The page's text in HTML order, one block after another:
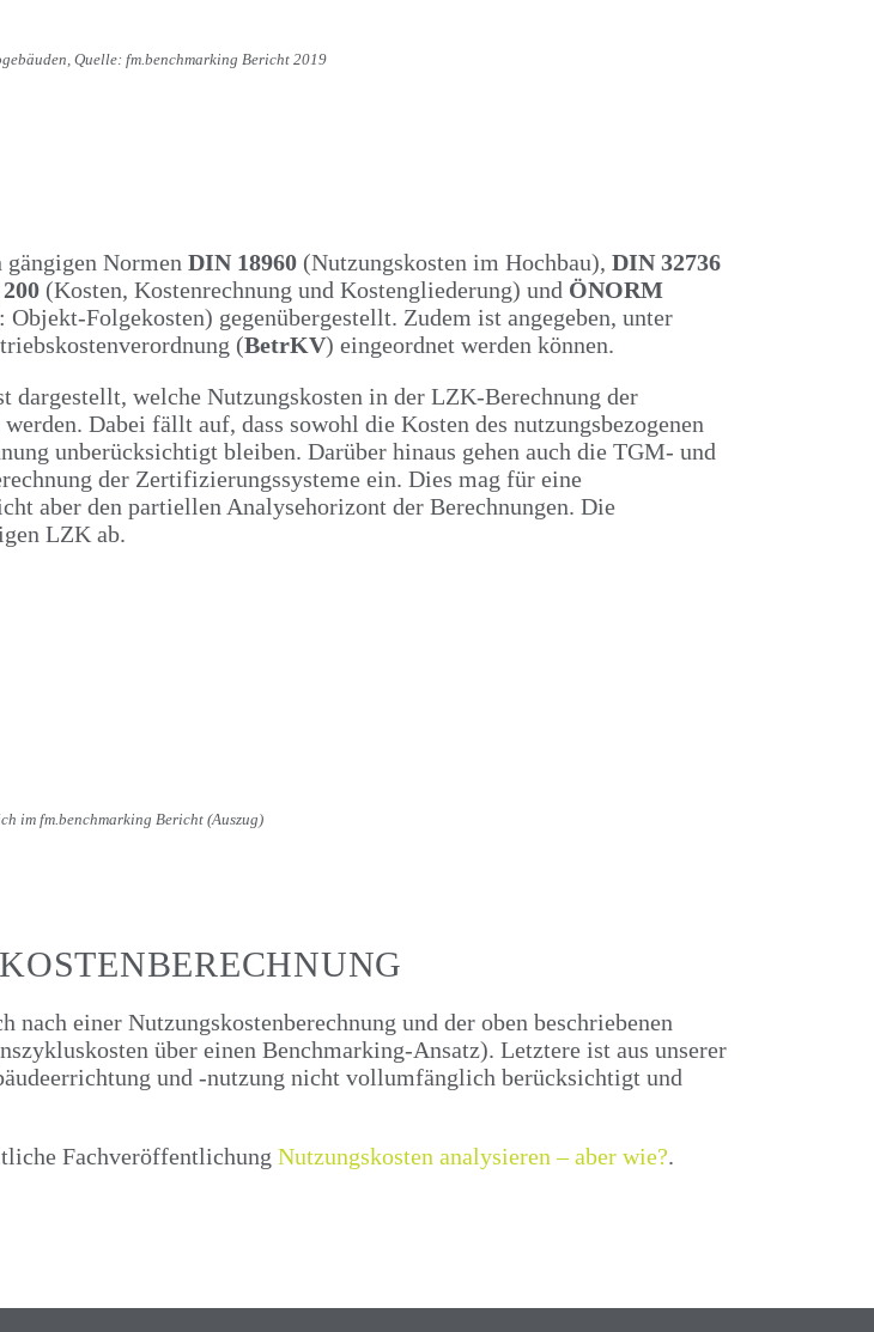
Quelle: fm.benchmarking Bericht 2019
gängigen NormenDIN 18960 (Nutzungskosten im Hochbau),DIN 32736
(Kosten, Kostenrechnung und Kostengliederung) und ÖNORM
Folgekosten) gegenübergestellt. Zudem ist angegeben, unter
(BetrKV) eingeordnet werden können.
welche Nutzungskosten in der LZK-Berechnung der
Dabei fällt auf, dass sowohl die Kosten des nutzungsbezogenen
unberücksichtigt bleiben. Darüber hinaus gehen auch die TGM- und
der Zertifizierungssysteme ein. Dies mag für eine
aber den partiellen Analysehorizont der Berechnungen. Die
LZK ab.
im fm.benchmarking Bericht (Auszug)
einer Nutzungskostenberechnung und der oben beschriebenen
über einen Benchmarking-Ansatz). Letztere ist aus unserer
und -nutzung nicht vollumfänglich berücksichtigt und
FachveröffentlichungNutzungskosten analysieren – aber wie?.